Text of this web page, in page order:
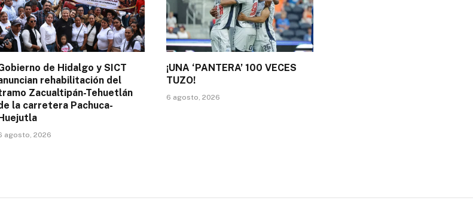
de Hidalgo y SICT
rehabilitación del
Zacualtipán-Tehuetlán
la carretera Pachuca-
Huejutla
agosto, 2026
¡UNA ‘PANTERA’ 100 VECES
TUZO!
6 agosto, 2026